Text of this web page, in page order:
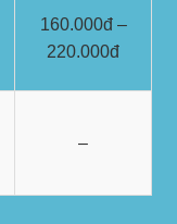
160.000đ –
220.000đ
–